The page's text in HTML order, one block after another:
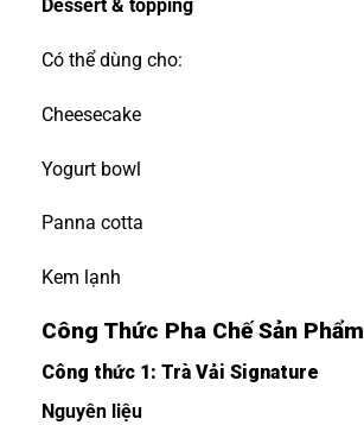
Dessert & topping
Có thể dùng cho:
Cheesecake
Yogurt bowl
Panna cotta
Kem lạnh
Công Thức Pha Chế Sản Phẩm
Công thức 1: Trà Vải Signature
Nguyên liệu